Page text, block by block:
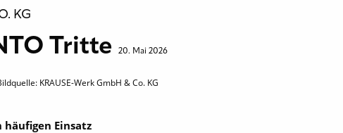
KG
Tritte 20. Mai 2026
KRAUSE-Werk GmbH & Co. KG
Einsatz